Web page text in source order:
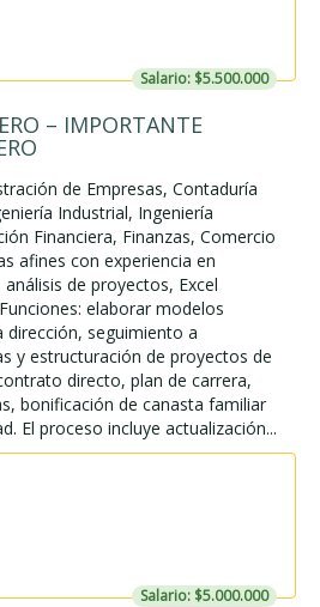
Salario: $5.500.000
– IMPORTANTE
de Empresas, Contaduría
Industrial, Ingeniería
Financiera, Finanzas, Comercio
afines con experiencia en
de proyectos, Excel
elaborar modelos
seguimiento a
y estructuración de proyectos de
directo, plan de carrera,
bonificación de canasta familiar
El proceso incluye actualización...
Salario: $5.000.000